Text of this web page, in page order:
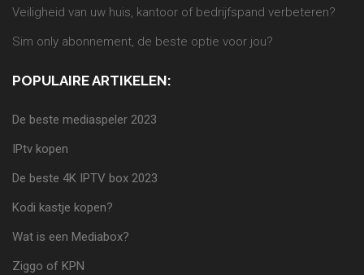
Veiligheid van uw huis, kantoor of bedrijfspand verbeteren?
Sim only abonnement, de beste optie voor jou?
POPULAIRE ARTIKELEN:
De beste mediaspeler 2023
IPtv kopen
De beste 4K IPTV box 2023
Kodi kastje kopen?
Wat is een Mediabox?
Ziggo of KPN